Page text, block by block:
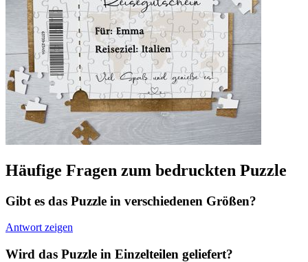
Häufige Fragen zum bedruckten Puzzle
Gibt es das Puzzle in verschiedenen Größen?
Antwort zeigen
Wird das Puzzle in Einzelteilen geliefert?